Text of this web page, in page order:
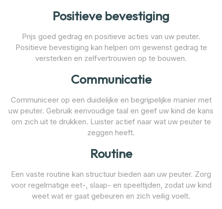
Positieve bevestiging
Prijs goed gedrag en positieve acties van uw peuter.
Positieve bevestiging kan helpen om gewenst gedrag te
versterken en zelfvertrouwen op te bouwen.
Communicatie
Communiceer op een duidelijke en begrijpelijke manier met
uw peuter. Gebruik eenvoudige taal en geef uw kind de kans
om zich uit te drukken. Luister actief naar wat uw peuter te
zeggen heeft.
Routine
Een vaste routine kan structuur bieden aan uw peuter. Zorg
voor regelmatige eet-, slaap- en speeltijden, zodat uw kind
weet wat er gaat gebeuren en zich veilig voelt.